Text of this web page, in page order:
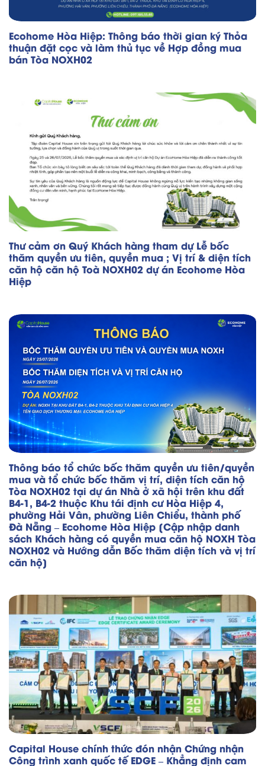
Ecohome Hòa Hiệp: Thông báo thời gian ký Thỏa
thuận đặt cọc và làm thủ tục về Hợp đồng mua
bán Tòa NOXH02
Thư cảm ơn Quý Khách hàng tham dự Lễ bốc
thăm quyền ưu tiên, quyền mua ; Vị trí & diện tích
căn hộ căn hộ Toà NOXH02 dự án Ecohome Hòa
Hiệp
Thông báo tổ chức bốc thăm quyền ưu tiên/quyền
mua và tổ chức bốc thăm vị trí, diện tích căn hộ
Tòa NOXH02 tại dự án Nhà ở xã hội trên khu đất
B4-1, B4-2 thuộc Khu tái định cư Hòa Hiệp 4,
phường Hải Vân, phường Liên Chiểu, thành phố
Đà Nẵng – Ecohome Hòa Hiệp [Cập nhập danh
sách Khách hàng có quyền mua căn hộ NOXH Tòa
NOXH02 và Hướng dẫn Bốc thăm diện tích và vị trí
căn hộ]
Capital House chính thức đón nhận Chứng nhận
Công trình xanh quốc tế EDGE – Khẳng định cam